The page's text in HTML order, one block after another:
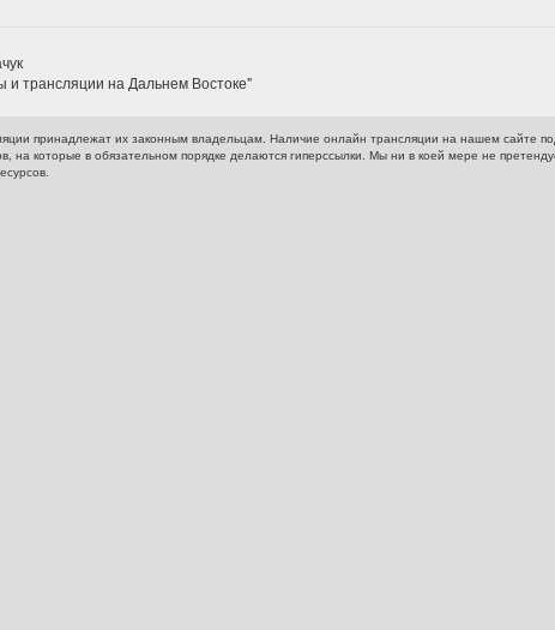
и трансляции на Дальнем Востоке"
принадлежат их законным владельцам. Наличие онлайн трансляции на нашем сайте
на которые в обязательном порядке делаются гиперссылки. Мы ни в коей мере не